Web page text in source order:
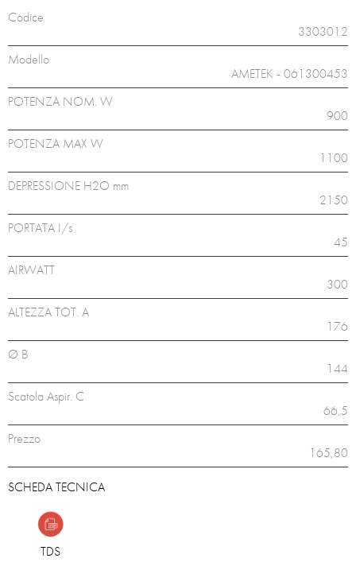
Codice
3303012
Modello
AMETEK - 061300453
POTENZA NOM. W
900
POTENZA MAX W
1100
DEPRESSIONE H2O mm
2150
PORTATA I/s
45
AIRWATT
300
ALTEZZA TOT. A
176
Ø B
144
Scatola Aspir. C
66,5
Prezzo
165,80
SCHEDA TECNICA
TDS